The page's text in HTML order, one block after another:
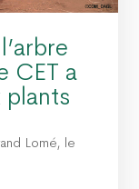
CET a
plants
Lomé, le